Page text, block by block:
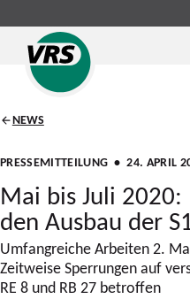
NEWS
PRESSEMITTEILUNG • 24. APRIL
Mai bis Juli
den Ausbau der
Umfangreiche Arbeiten 2.
Zeitweise Sperrungen auf
RE 8 und RB 27 betroffen